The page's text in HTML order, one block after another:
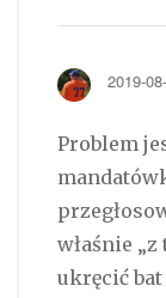
2019-
Problem
właśnie
ukręcić